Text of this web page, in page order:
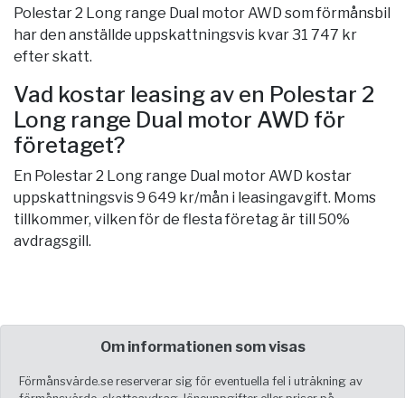
Polestar 2 Long range Dual motor AWD som förmånsbil
har den anställde uppskattningsvis kvar 31 747 kr
efter skatt.
Vad kostar leasing av en Polestar 2
Long range Dual motor AWD för
företaget?
En Polestar 2 Long range Dual motor AWD kostar
uppskattningsvis 9 649 kr/mån i leasingavgift. Moms
tillkommer, vilken för de flesta företag är till 50%
avdragsgill.
Om informationen som visas
Förmånsvärde.se reserverar sig för eventuella fel i uträkning av